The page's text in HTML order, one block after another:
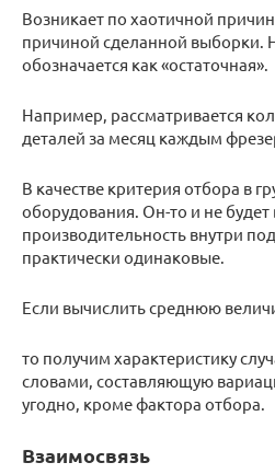
Возникает по хаотичной
причиной сделанной выборки.
обозначается как «остаточная».
Например, рассматривается
деталей за месяц каждым
В качестве критерия отбора в
оборудования. Он-то и не будет
производительность внутри
практически одинаковые.
Если вычислить среднюю
то получим характеристику
словами, составляющую
угодно, кроме фактора отбора.
Взаимосвязь